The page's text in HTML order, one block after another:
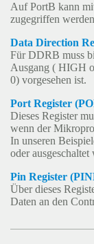
Auf PortB kann
zugegriffen
Data Direction
Für DDRB muss
Ausgang ( HIGH
0) vorgesehen ist.
Port Register
Dieses Register
wenn der
In unseren
oder ausgeschaltet
Pin Register
Über dieses
Daten an den